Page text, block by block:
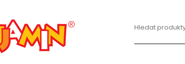
Hledat: